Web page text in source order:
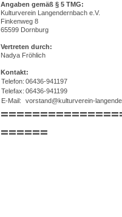
Angaben gemäß § 5 TMG:
Kulturverein Langendernbach e.V.
Finkenweg 8
65599 Dornburg
Vertreten durch:
Nadya Fröhlich
Kontakt:
Telefon: 06436-941197
Telefax: 06436-941199
E-Mail:
vorstand@kulturverein-
======